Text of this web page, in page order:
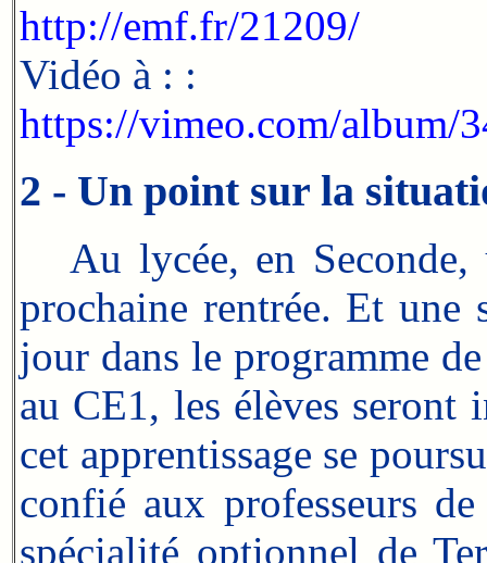
http://emf.fr/21209/
Vidéo à : :
https://vimeo.com/album/
2 - Un point sur la
Au lycée, en Seconde,
prochaine rentrée. Et
jour dans le programme
au CE1, les élèves
cet apprentissage se
confié aux professeurs
spécialité optionnel de